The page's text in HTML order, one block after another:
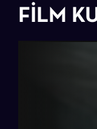
FILM